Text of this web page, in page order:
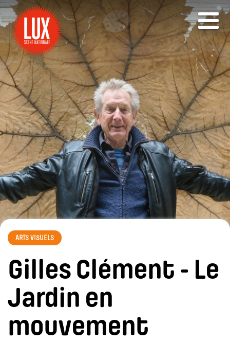
ARTS VISUELS
Gilles Clément - Le
Jardin en
mouvement